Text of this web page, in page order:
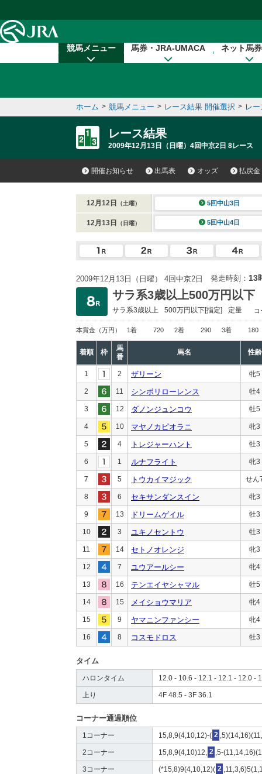
競馬メニュー 馬券・JRA-UMACA ネット馬
ホーム > 競馬メニュー > レース結果 開催選択 > レ
レース結果
2009年12月13日（日曜）4回中京2日 8レース
開催お知らせ 出馬表 オッズ 払戻金
12月12日 （土曜） 5回中山3日
12月13日 （日曜） 5回中山4日
2009年12月13日（日曜） 4回中京2日 発走時刻： 13
サラ系3歳以上500万円以下
サラ系3歳以上 500万円以下[指定] 定量
本賞金 （万円） 1着 720 2着 290 3着 180
着順 枠
馬
番
馬名 性齢
1 2 ザリーン 牝5
2 11 シンボリローレンス 牡4
3 12 ダノンジュンコウ 牡5
4 10 マヤノカピオラニ 牝3
5 4 トレジャーハント 牡3
6 1 ルナフライト 牝3
7 5 トウカイマジック せん
8 6 セキサンダンスイン 牝3
9 13 ドリームゲイル 牡3
10 3 ユキノセントウ 牡3
11 14 セトノオレンジ 牝3
12 7 ユウアールシー 牝4
13 16 テンエイヤシャマル 牡5
14 15 メイショウマリア 牝4
15 9 ヤマニンファンシー 牝4
16 8 コスモドロス 牡3
タイム
ハロンタイム 12.0 - 10.6 - 12.1 - 12.1 - 12.0 -
上り 4F 48.5 - 3F 36.1
コーナー通過順位
1コーナー 15,8,9(4,10,12)-( 2
2コーナー 15,8,9(4,10)12, 2 ,5-
3コーナー (*15,8)9(4,10,12)( 2